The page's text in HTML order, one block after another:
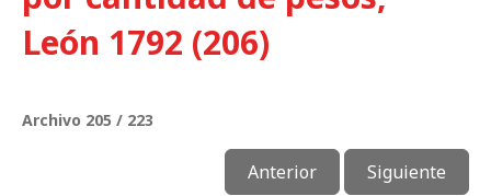
León 1792 (206)
Archivo 205 / 223
Anterior Siguiente